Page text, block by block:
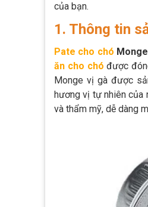
của bạn.
1. Thông tin
Pate cho chó
ăn cho chó được
Monge vị gà được
hương vị tự nhiên của
và thẩm mỹ, dễ dàng